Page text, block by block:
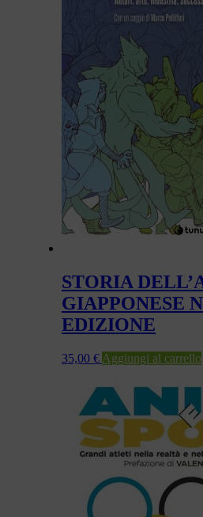
STORIA
GIAPPONESE
EDIZIONE
35,00 € Aggiungi al carrello